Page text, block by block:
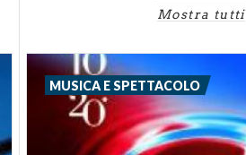
Mostra tutti
MUSICA E SPETTACOLO